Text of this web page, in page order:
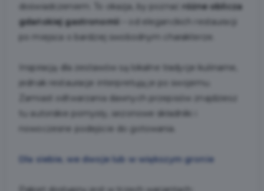
doświadczeniem. To okazja, by poznać
różne oblicza
gdańskiej gastronomii
– od eleganckich restauracji
po miejsca o bardziej swobodnym charakterze.
Inspiracją dla zestawów są lokalne tradycje kulinarne,
jednak restauracje interpretują je po swojemu.
Zamiast odtwarzania dawnych przepisów znajdziesz
tu autorskie pomysły, sezonowe składniki i
nowoczesne podejście do gotowania.
Dla siebie, we dwoje lub w większym gronie